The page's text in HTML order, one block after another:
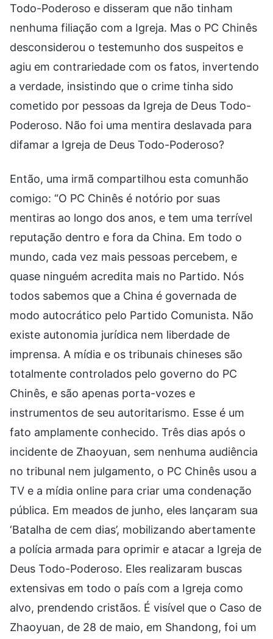
Todo-Poderoso e disseram que não tinham
nenhuma filiação com a Igreja. Mas o PC Chinês
desconsiderou o testemunho dos suspeitos e
agiu em contrariedade com os fatos, invertendo
a verdade, insistindo que o crime tinha sido
cometido por pessoas da Igreja de Deus Todo-
Poderoso. Não foi uma mentira deslavada para
difamar a Igreja de Deus Todo-Poderoso?
Então, uma irmã compartilhou esta comunhão
comigo: “O PC Chinês é notório por suas
mentiras ao longo dos anos, e tem uma terrível
reputação dentro e fora da China. Em todo o
mundo, cada vez mais pessoas percebem, e
quase ninguém acredita mais no Partido. Nós
todos sabemos que a China é governada de
modo autocrático pelo Partido Comunista. Não
existe autonomia jurídica nem liberdade de
imprensa. A mídia e os tribunais chineses são
totalmente controlados pelo governo do PC
Chinês, e são apenas porta-vozes e
instrumentos de seu autoritarismo. Esse é um
fato amplamente conhecido. Três dias após o
incidente de Zhaoyuan, sem nenhuma audiência
no tribunal nem julgamento, o PC Chinês usou a
TV e a mídia online para criar uma condenação
pública. Em meados de junho, eles lançaram sua
‘Batalha de cem dias’, mobilizando abertamente
a polícia armada para oprimir e atacar a Igreja de
Deus Todo-Poderoso. Eles realizaram buscas
extensivas em todo o país com a Igreja como
alvo, prendendo cristãos. É visível que o Caso de
Zhaoyuan, de 28 de maio, em Shandong, foi um